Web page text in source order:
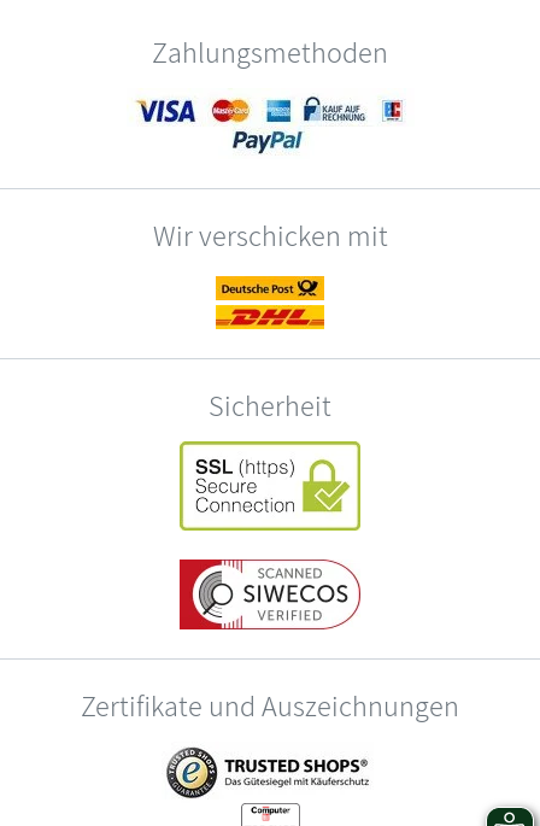
Zahlungsmethoden
Wir verschicken mit
Sicherheit
Zertifikate und Auszeichnungen